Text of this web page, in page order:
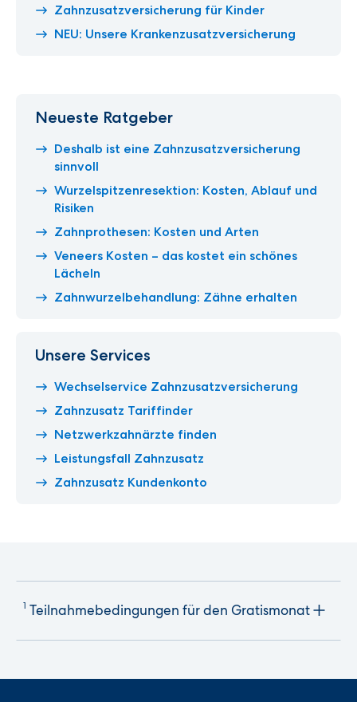
Zahnzusatzversicherung für Kinder
NEU: Unsere Krankenzusatzversicherung
Neueste Ratgeber
Deshalb ist eine Zahnzusatzversicherung
sinnvoll
Wurzelspitzenresektion: Kosten, Ablauf und
Risiken
Zahnprothesen: Kosten und Arten
Veneers Kosten – das kostet ein schönes
Lächeln
Zahnwurzelbehandlung: Zähne erhalten
Unsere Services
Wechselservice Zahnzusatzversicherung
Zahnzusatz Tariffinder
Netzwerkzahnärzte finden
Leistungsfall Zahnzusatz
Zahnzusatz Kundenkonto
1 Teilnahmebedingungen für den Gratismonat